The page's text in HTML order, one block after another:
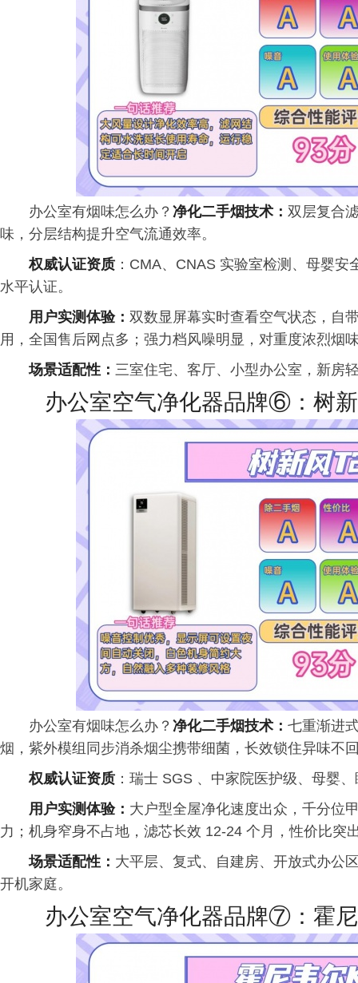
办公室有烟味怎么办？ 净化二手烟技术： 双层复合
味，分层结构提升空气流通效率。
权威认证资质 ：CMA、CNAS 实验室检测、母婴
水平认证。
用户实测体验： 双数显屏幕实时查看空气状态，自
用，全国售后网点多；强力档风噪明显，对重度浓烈烟
场景适配性： 三室住宅、客厅、小型办公室，新房
办公室空气净化器品牌⑥：树
办公室有烟味怎么办？ 净化二手烟技术： 七重渐进
烟，紫外模组同步消杀烟尘携带细菌，长效锁住异味不
权威认证资质 ：瑞士 SGS 、中家院医护级、母婴
用户实测体验： 大户型全屋净化速度出众，千分位
力；机身窄身不占地，滤芯长效 12-24 个月，性价比突
场景适配性： 大平层、复式、自建房、开放式办公
开机家庭。
办公室空气净化器品牌⑦：霍